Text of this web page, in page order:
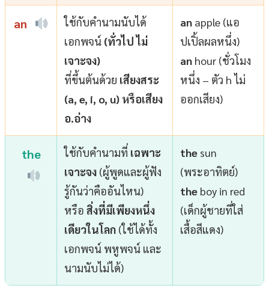
an
ใช้กับคำนามนับได้
เอกพจน์ (ทั่วไป ไม่
เจาะจง)
ที่ขึ้นต้นด้วย เสียงสระ
(a, e, i, o, u) หรือเสียง
อ.อ่าง
an apple (แอ
ปเปิ้ลผลหนึ่ง)
an hour (ชั่วโมง
หนึ่ง – ตัว h ไม่
ออกเสียง)
the ใช้กับคำนามที่ เฉพาะ
เจาะจง (ผู้พูดและผู้ฟัง
รู้กันว่าคืออันไหน)
หรือ สิ่งที่มีเพียงหนึ่ง
เดียวในโลก (ใช้ได้ทั้ง
เอกพจน์ พหูพจน์ และ
นามนับไม่ได้)
the sun
(พระอาทิตย์)
the boy in red
(เด็กผู้ชายที่ใส่
เสื้อสีแดง)